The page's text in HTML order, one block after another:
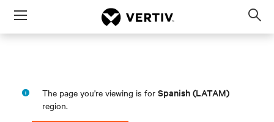
Menu
The page you're viewing is for Spanish (LATAM)
region.